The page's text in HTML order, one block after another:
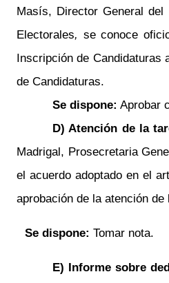
Masís, Director General del
Electorales, se conoce
Inscripción de Candidaturas
de Candidaturas.
Se dispone: Aprobar
D) Atención de la
Madrigal, Prosecretaria
el acuerdo adoptado en el
aprobación de la atención de
Se dispone: Tomar nota.
E) Informe sobre